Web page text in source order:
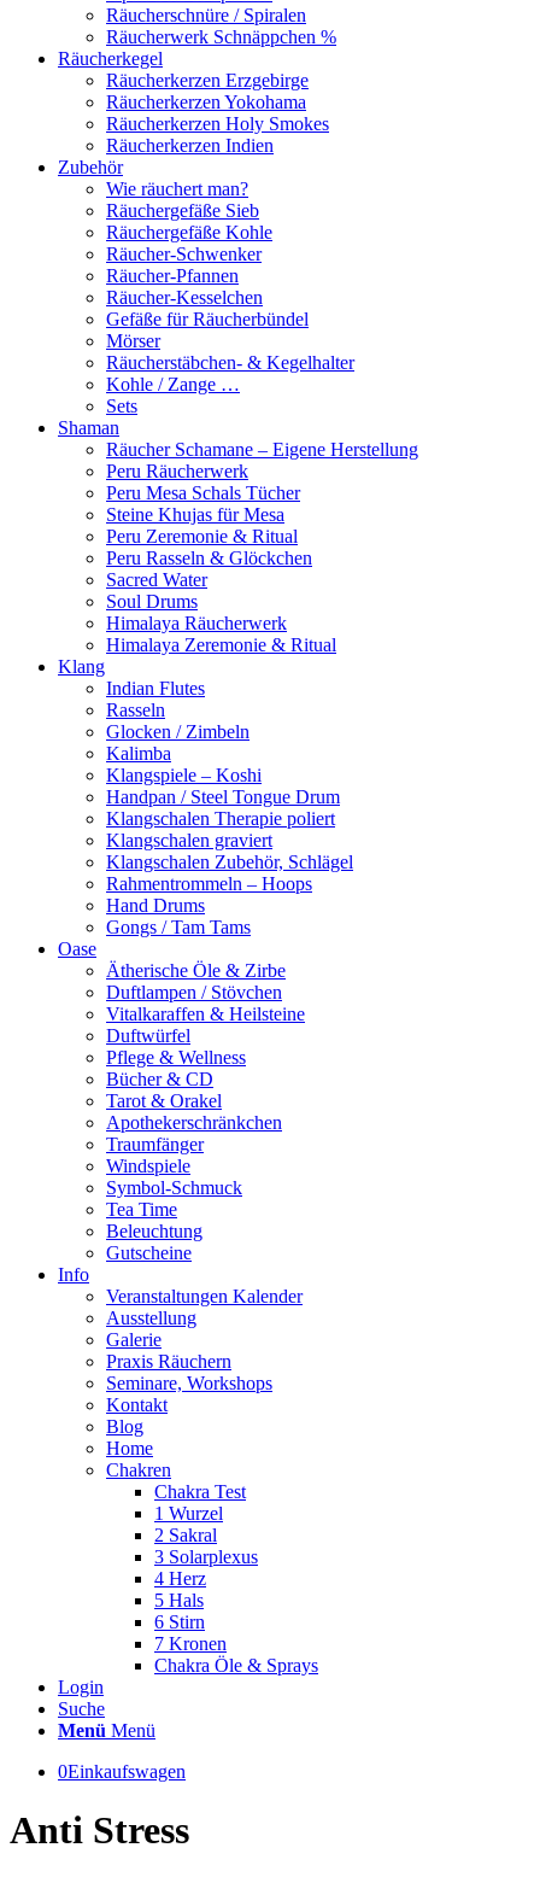
Räucherschnüre / Spiralen
Räucherwerk Schnäppchen %
Räucherkegel
Räucherkerzen Erzgebirge
Räucherkerzen Yokohama
Räucherkerzen Holy Smokes
Räucherkerzen Indien
Zubehör
Wie räuchert man?
Räuchergefäße Sieb
Räuchergefäße Kohle
Räucher-Schwenker
Räucher-Pfannen
Räucher-Kesselchen
Gefäße für Räucherbündel
Mörser
Räucherstäbchen- & Kegelhalter
Kohle / Zange …
Sets
Shaman
Räucher Schamane – Eigene Herstellung
Peru Räucherwerk
Peru Mesa Schals Tücher
Steine Khujas für Mesa
Peru Zeremonie & Ritual
Peru Rasseln & Glöckchen
Sacred Water
Soul Drums
Himalaya Räucherwerk
Himalaya Zeremonie & Ritual
Klang
Indian Flutes
Rasseln
Glocken / Zimbeln
Kalimba
Klangspiele – Koshi
Handpan / Steel Tongue Drum
Klangschalen Therapie poliert
Klangschalen graviert
Klangschalen Zubehör, Schlägel
Rahmentrommeln – Hoops
Hand Drums
Gongs / Tam Tams
Oase
Ätherische Öle & Zirbe
Duftlampen / Stövchen
Vitalkaraffen & Heilsteine
Duftwürfel
Pflege & Wellness
Bücher & CD
Tarot & Orakel
Apothekerschränkchen
Traumfänger
Windspiele
Symbol-Schmuck
Tea Time
Beleuchtung
Gutscheine
Info
Veranstaltungen Kalender
Ausstellung
Galerie
Praxis Räuchern
Seminare, Workshops
Kontakt
Blog
Home
Chakren
Chakra Test
1 Wurzel
2 Sakral
3 Solarplexus
4 Herz
5 Hals
6 Stirn
7 Kronen
Chakra Öle & Sprays
Login
Suche
Menü Menü
0Einkaufswagen
Anti Stress